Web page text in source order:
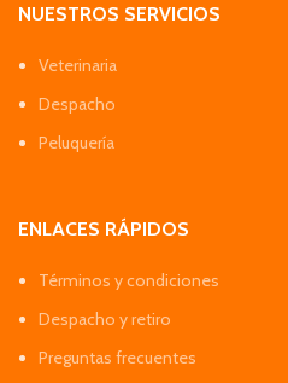
NUESTROS SERVICIOS
Veterinaria
Despacho
Peluquería
ENLACES RÁPIDOS
Términos y condiciones
Despacho y retiro
Preguntas frecuentes